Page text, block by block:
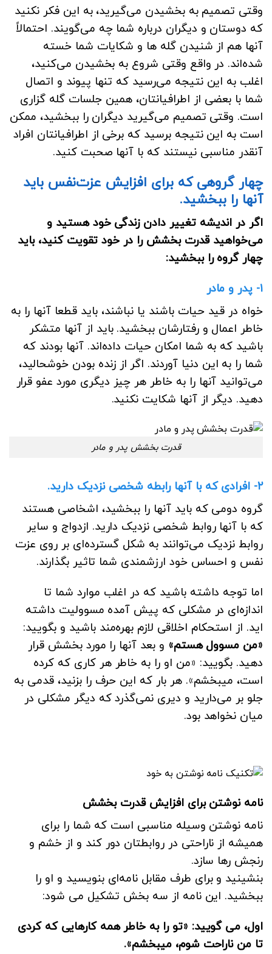
وقتی تصمیم به بخشیدن می‌گیرید، به این فکر نکنید
که دوستان و دیگران درباره شما چه می‌گویند. احتمالاً
آنها هم از شنیدن گله ها و شکایات شما خسته
شده‌اند. در واقع وقتی شروع به بخشیدن می‌کنید،
اغلب به این نتیجه می‌رسید که تنها پیوند و اتصال
شما با بعضی از اطرافیانتان، همین جلسات گله گزاری
است. وقتی تصمیم می‌گیرید دیگران را ببخشید، ممکن
است به این نتیجه برسید که برخی از اطرافیانتان افراد
آنقدر مناسبی نیستند که با آنها صحبت کنید.
چهار گروهی که برای افزایش عزت‌نفس باید
آنها را ببخشید.
اگر در اندیشه تغییر دادن زندگی خود هستید و
می‌خواهید قدرت بخشش را در خود تقویت کنید، باید
چهار گروه را ببخشید:
۱- پدر و مادر
خواه در قید حیات باشند یا نباشند، باید قطعا آنها را به
خاطر اعمال و رفتارشان ببخشید. باید از آنها متشکر
باشید که به شما امکان حیات داده‌اند. آنها بودند که
شما را به این دنیا آوردند. اگر از زنده بودن خوشحالید،
می‌توانید آنها را به خاطر هر چیز دیگری مورد عفو قرار
دهید. دیگر از آنها شکایت نکنید.
قدرت بخشش پدر و مادر
۲- افرادی که با آنها رابطه شخصی نزدیک دارید.
گروه دومی که باید آنها را ببخشید، اشخاصی هستند
که با آنها روابط شخصی نزدیک دارید. ازدواج و سایر
روابط نزدیک می‌توانند به شکل گسترده‌ای بر روی عزت
نفس و احساس خود ارزشمندی شما تاثیر بگذارند.
اما توجه داشته باشید که در اغلب موارد شما تا
اندازه‌ای در مشکلی که پیش آمده مسوولیت داشته
اید. از استحکام اخلاقی لازم بهره‌مند باشید و بگویید:
«من مسوول هستم» و بعد آنها را مورد بخشش قرار
دهید. بگویید: «من او را به خاطر هر کاری که کرده
است، میبخشم». هر بار که این حرف را بزنید، قدمی به
جلو بر می‌دارید و دیری نمی‌گذرد که دیگر مشکلی در
میان نخواهد بود.
نامه نوشتن برای افزایش قدرت بخشش
نامه نوشتن وسیله مناسبی است که شما را برای
همیشه از ناراحتی در روابطتان دور کند و از خشم و
رنجش رها سازد.
بنشینید و برای طرف مقابل نامه‌ای بنویسید و او را
ببخشید. این نامه از سه بخش تشکیل می شود:
اول، می گویید: «تو را به خاطر همه کارهایی که کردی
تا من ناراحت شوم، میبخشم».